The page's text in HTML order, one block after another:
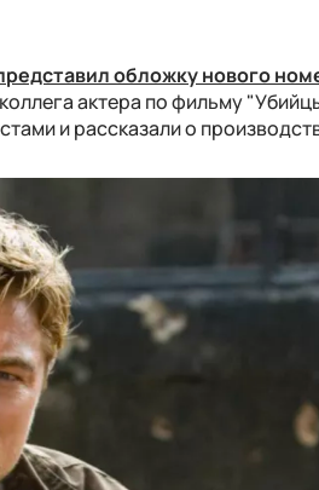
обложку нового
актера по фильму
и рассказали о